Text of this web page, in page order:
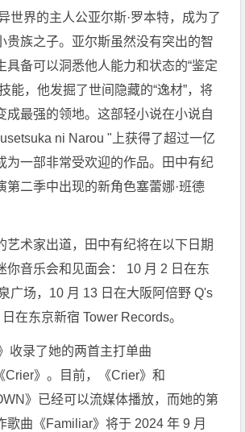
世界的主人公亚尔斯·罗本特，成为了
贵族之子。亚尔斯虽然没有突出的智
具备可以洞悉他人能力和状态的“鉴定
能，他发掘了世间隐藏的“逸材”，将
成最强的领地。这部轻小说在小说自
ni Narou "上获得了超过一亿
为一部非常受欢迎的作品。田中有纪
第二季中出现的新角色塞蕾娜·班德
艺术家出道，田中有纪将在以下日期
你音乐会和见面会： 10 月 2 日在东
广场，10 月 13 日在大阪阿倍野 Q's
在东京新宿 Tower Records。
收录了她的两首主打单曲
Crier》。目前，《Crier》和
》已经可以流媒体播放，而她的第
歌曲《Familiar》将于 2024 年 9 月